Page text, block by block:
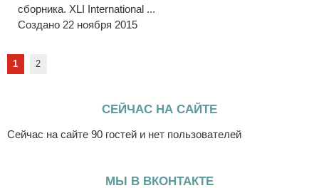
сборника. XLI International ...
Создано 22 ноября 2015
1 2
СЕЙЧАС НА САЙТЕ
Сейчас на сайте 90 гостей и нет пользователей
МЫ В ВКОНТАКТЕ